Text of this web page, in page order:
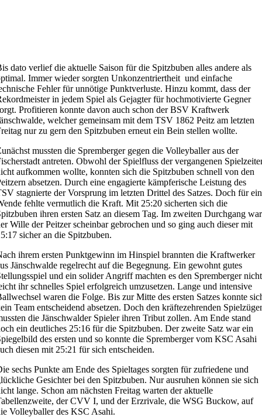
dato verlief die aktuelle Saison für die Spitzbuben alles andere als
Immer wieder sorgten Unkonzentriertheit und einfache
Fehler für unnötige Punktverluste. Hinzu kommt, dass der
in jedem Spiel als Gejagter für hochmotivierte Gegner
Profitieren konnte davon auch schon der BSV Kraftwerk
welcher gemeinsam mit dem TSV 1862 Peitz am letzten
nur zu gern den Spitzbuben erneut ein Bein stellen wollte.
mussten die Spremberger gegen die Volleyballer aus der
antreten. Obwohl der Spielfluss der vergangenen
aufkommen wollte, konnten sich die Spitzbuben schnell von den
absetzen. Durch eine engagierte kämpferische Leistung des
stagnierte der Vorsprung im letzten Drittel des Satzes. Doch für
fehlte vermutlich die Kraft. Mit 25:20 sicherten sich die
ihren ersten Satz an diesem Tag. Im zweiten Durchgang war
Wille der Peitzer scheinbar gebrochen und so ging auch dieser mit
sicher an die Spitzbuben.
ihrem ersten Punktgewinn im Hinspiel brannten die Kraftwerker
Jänschwalde regelrecht auf die Begegnung. Ein gewohnt gutes
und ein solider Angriff machten es den Spremberger nicht
ihr schnelles Spiel erfolgreich umzusetzen. Lange und intensive
waren die Folge. Bis zur Mitte des ersten Satzes konnte
Team entscheidend absetzen. Doch den kräftezehrenden
die Jänschwalder Spieler ihren Tribut zollen. Am Ende stand
ein deutliches 25:16 für die Spitzbuben. Der zweite Satz war ein
des ersten und so konnte die Spremberger vom KSC Asahi
diesen mit 25:21 für sich entscheiden.
sechs Punkte am Ende des Spieltages sorgten für zufriedene und
Gesichter bei den Spitzbuben. Nur ausruhen können sie sich
lange. Schon am nächsten Freitag warten der aktuelle
der CVV I, und der Erzrivale, die WSG Buckow, auf
Volleyballer des KSC Asahi.